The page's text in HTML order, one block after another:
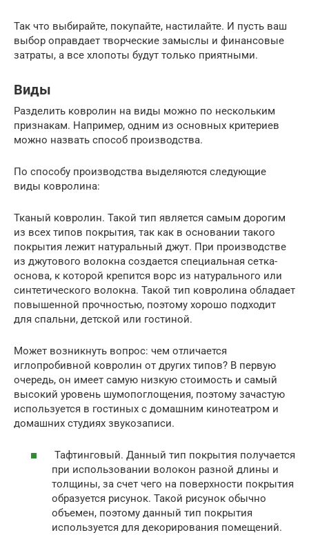
Так что выбирайте, покупайте, настилайте. И пусть ваш
выбор оправдает творческие замыслы и финансовые
затраты, а все хлопоты будут только приятными.
Виды
Разделить ковролин на виды можно по нескольким
признакам. Например, одним из основных критериев
можно назвать способ производства.
По способу производства выделяются следующие
виды ковролина:
Тканый ковролин. Такой тип является самым дорогим
из всех типов покрытия, так как в основании такого
покрытия лежит натуральный джут. При производстве
из джутового волокна создается специальная сетка-
основа, к которой крепится ворс из натурального или
синтетического волокна. Такой тип ковролина обладает
повышенной прочностью, поэтому хорошо подходит
для спальни, детской или гостиной.
Может возникнуть вопрос: чем отличается
иглопробивной ковролин от других типов? В первую
очередь, он имеет самую низкую стоимость и самый
высокий уровень шумопоглощения, поэтому зачастую
используется в гостиных с домашним кинотеатром и
домашних студиях звукозаписи.
Тафтинговый. Данный тип покрытия получается
при использовании волокон разной длины и
толщины, за счет чего на поверхности покрытия
образуется рисунок. Такой рисунок обычно
объемен, поэтому данный тип покрытия
используется для декорирования помещений.